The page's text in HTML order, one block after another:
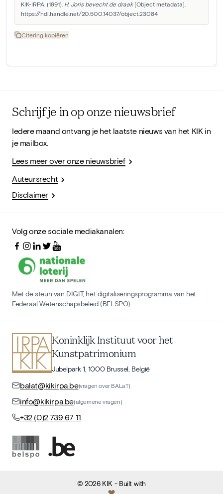
KIK-IRPA. (1991). H. Joris bevecht de draak [Object metadata].
https://hdl.handle.net/20.500.14037/object.23084
Citering kopiëren
Schrijf je in op onze nieuwsbrief
Iedere maand ontvang je het laatste nieuws van het KIK in
je mailbox.
Lees meer over onze nieuwsbrief
Auteursrecht
Disclaimer
Volg onze sociale mediakanalen:
Met de steun van DIGIT, het digitaliseringsprogramma van het
Federaal Wetenschapsbeleid (BELSPO)
Koninklijk Instituut voor het
Kunstpatrimonium
Jubelpark 1, 1000 Brussel, België
balat@kikirpa.be(vragen over BALaT)
info@kikirpa.be(algemene vragen)
+32 (0)2 739 67 11
©2026 KIK - Built with